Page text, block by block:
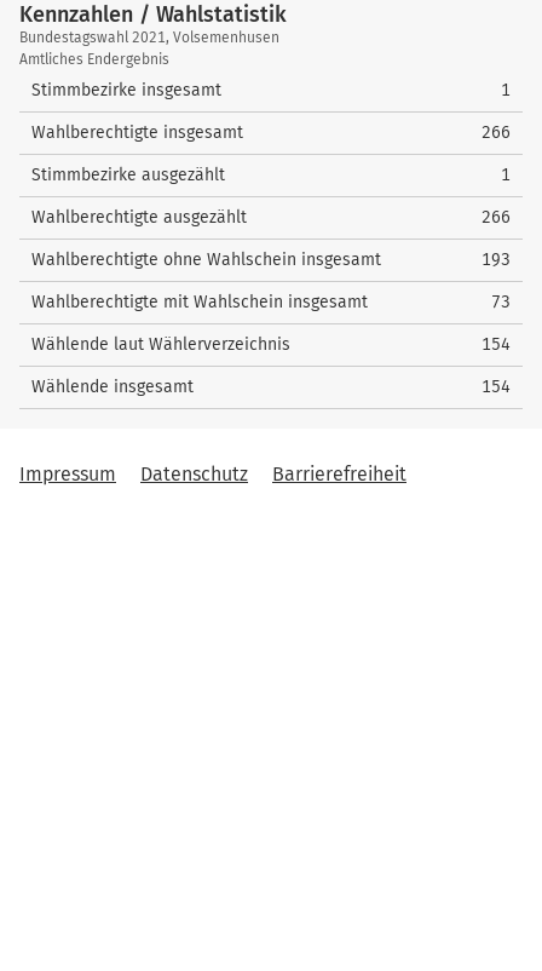
Kennzahlen / Wahlstatistik
Kennzahlen
/
Wahlstatistik
Bundestagswahl 2021, Volsemenhusen
Amtliches Endergebnis
Stimmbezirke insgesamt 1
Wahlberechtigte insgesamt 266
Stimmbezirke ausgezählt 1
Wahlberechtigte ausgezählt 266
Wahlberechtigte ohne Wahlschein insgesamt 193
Wahlberechtigte mit Wahlschein insgesamt 73
Wählende laut Wählerverzeichnis 154
Wählende insgesamt 154
Impressum Datenschutz Barrierefreiheit